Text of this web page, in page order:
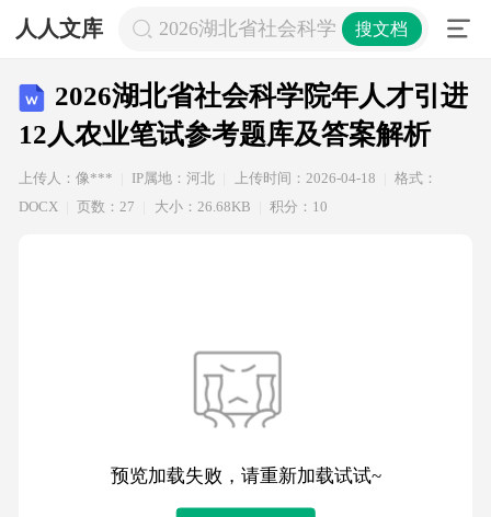
人人文库 2026湖北省社会科学院年人才引进12
搜文档
2026湖北省社会科学院年人才引进
12人农业笔试参考题库及答案解析
上传人：像*** IP属地：河北 上传时间：2026-04-18
格式：
DOCX
页数：27 大小：26.68KB 积分：10
预览加载失败，请重新加载试试~